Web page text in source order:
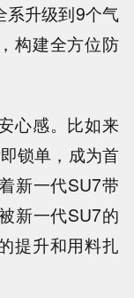
系升级到9个气
构建全方位防
心感。比如来
锁单，成为首
新一代SU7带
新一代SU7的
提升和用料扎